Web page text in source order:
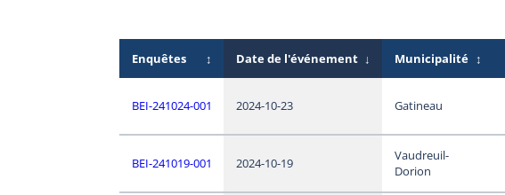
Enquêtes ↕ Date de l'événement ↓ Municipalité ↕
BEI-241024-001 2024-10-23 Gatineau
BEI-241019-001 2024-10-19
Vaudreuil-
Dorion